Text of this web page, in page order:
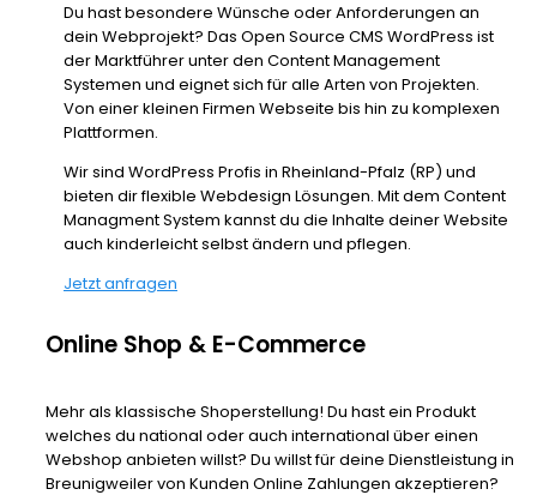
Du hast besondere Wünsche oder Anforderungen an
dein Webprojekt? Das Open Source CMS WordPress ist
der Marktführer unter den Content Management
Systemen und eignet sich für alle Arten von Projekten.
Von einer kleinen Firmen Webseite bis hin zu komplexen
Plattformen.
Wir sind WordPress Profis in Rheinland-Pfalz (RP) und
bieten dir flexible Webdesign Lösungen. Mit dem Content
Managment System kannst du die Inhalte deiner Website
auch kinderleicht selbst ändern und pflegen.
Jetzt anfragen
Online Shop & E-Commerce
Mehr als klassische Shoperstellung! Du hast ein Produkt
welches du national oder auch international über einen
Webshop anbieten willst? Du willst für deine Dienstleistung in
Breunigweiler von Kunden Online Zahlungen akzeptieren?